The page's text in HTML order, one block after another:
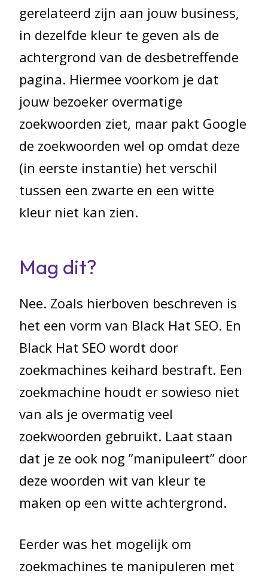
gerelateerd zijn aan jouw business,
in dezelfde kleur te geven als de
achtergrond van de desbetreffende
pagina. Hiermee voorkom je dat
jouw bezoeker overmatige
zoekwoorden ziet, maar pakt Google
de zoekwoorden wel op omdat deze
(in eerste instantie) het verschil
tussen een zwarte en een witte
kleur niet kan zien.
Mag dit?
Nee. Zoals hierboven beschreven is
het een vorm van Black Hat SEO. En
Black Hat SEO wordt door
zoekmachines keihard bestraft. Een
zoekmachine houdt er sowieso niet
van als je overmatig veel
zoekwoorden gebruikt. Laat staan
dat je ze ook nog ”manipuleert” door
deze woorden wit van kleur te
maken op een witte achtergrond.
Eerder was het mogelijk om
zoekmachines te manipuleren met